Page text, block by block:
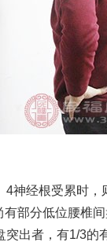
经根受累时，
部分低位腰椎
出者，有1/3的